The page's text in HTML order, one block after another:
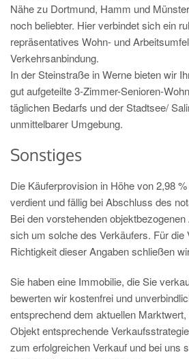
Nähe zu Dortmund, Hamm und
noch beliebter. Hier verbindet sich ein
repräsentatives Wohn- und
Verkehrsanbindung.
In der Steinstraße in Werne bieten wir
gut aufgeteilte 3-Zimmer-Senioren-
täglichen Bedarfs und der Stadtsee/
unmittelbarer Umgebung.
Sonstiges
Die Käuferprovision in Höhe von 2,98
verdient und fällig bei Abschluss des
Bei den vorstehenden
sich um solche des Verkäufers. Für die
Richtigkeit dieser Angaben schließen
Sie haben eine Immobilie, die Sie
bewerten wir kostenfrei und
entsprechend dem aktuellen
Objekt entsprechende
zum erfolgreichen Verkauf und bei uns